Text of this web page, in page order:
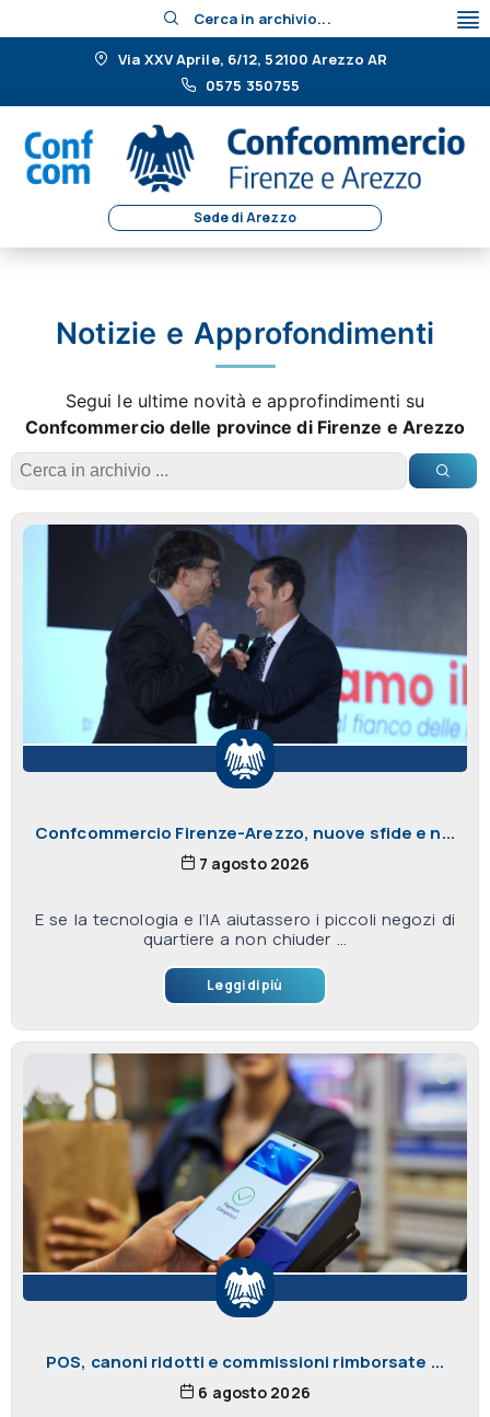
Cerca in archivio...
Via XXV Aprile, 6/12, 52100 Arezzo AR
0575 350755
Sede di Arezzo
Notizie e Approfondimenti
Segui le ultime novità e approfindimenti su
Confcommercio delle province di Firenze e Arezzo
Confcommercio Firenze-Arezzo, nuove sfide e n...
7 agosto 2026
E se la tecnologia e l’IA aiutassero i piccoli negozi di
quartiere a non chiuder ...
Leggi di più
POS, canoni ridotti e commissioni rimborsate ...
6 agosto 2026